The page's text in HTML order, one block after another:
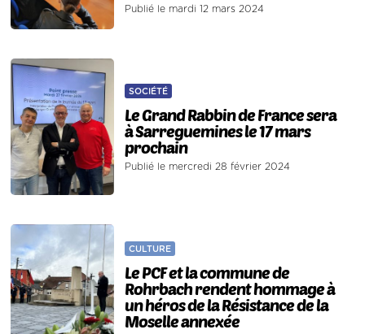
Publié le mardi 12 mars 2024
SOCIÉTÉ
Le Grand Rabbin de France sera
à Sarreguemines le 17 mars
prochain
Publié le mercredi 28 février 2024
CULTURE
Le PCF et la commune de
Rohrbach rendent hommage à
un héros de la Résistance de la
Moselle annexée